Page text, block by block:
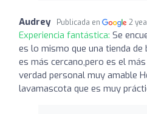
Audrey Publicada en 2
Experiencia fantástica: Se
es lo mismo que una tienda
es más cercano,pero es el
verdad personal muy amable
lavamascota que es muy